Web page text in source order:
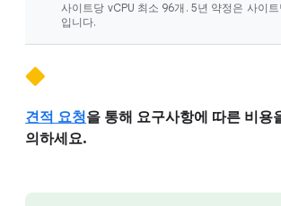
사이트당 vCPU 최소 96개. 5년 약정은 사이
입니다.
견적 요청을 통해 요구사항에 따른 비용
의하세요.